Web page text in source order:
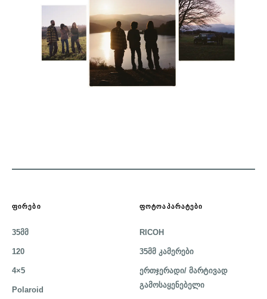
ᲤᲘᲠᲔᲑᲘ
35მმ
120
4×5
Polaroid
ᲤᲝᲢᲝᲐᲞᲐᲠᲐᲢᲔᲑᲘ
RICOH
35მმ კამერები
ერთჯერადი/ მარტივად
გამოსაყენებელი